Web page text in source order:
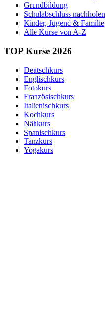
Grundbildung
Schulabschluss nachholen
Kinder, Jugend & Familie
Alle Kurse von A-Z
TOP Kurse 2026
Deutschkurs
Englischkurs
Fotokurs
Französischkurs
Italienischkurs
Kochkurs
Nähkurs
Spanischkurs
Tanzkurs
Yogakurs